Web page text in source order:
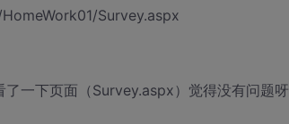
Survey.aspx
一下页面（Survey.aspx）觉得没有问题呀